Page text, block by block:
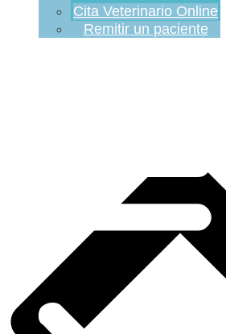
Cita Veterinario Online
Remitir un paciente